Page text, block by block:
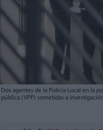
Dos agentes de la Policía Local en la
pública (VPP) sometidas a